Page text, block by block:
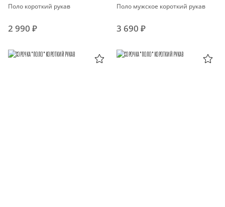
Поло короткий рукав
2 990 ₽
Поло мужское короткий рукав
3 690 ₽